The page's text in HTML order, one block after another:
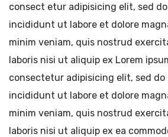
consect etur adipisicing elit, sed
incididunt ut labore et dolore
minim veniam, quis nostrud
laboris nisi ut aliquip ex Lorem
consectetur adipisicing elit, sed do
incididunt ut labore et dolore
minim veniam, quis nostrud
laboris nisi ut aliquip ex ea